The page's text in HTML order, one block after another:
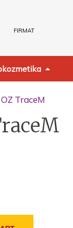
FIRMAT
TraceM